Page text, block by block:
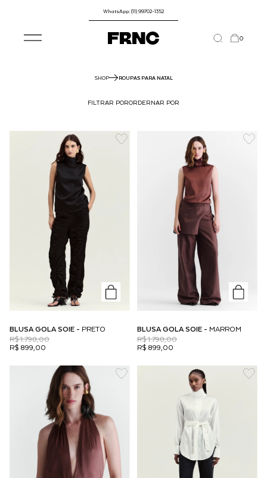
WhatsApp: (11) 99702-1352
0
SHOP ROUPAS PARA NATAL
FILTRAR PORORDERNAR POR
BLUSA GOLA SOIE - PRETO
R$ 899,00
R$ 1.798,00
BLUSA GOLA SOIE - MARROM
R$ 899,00
R$ 1.798,00